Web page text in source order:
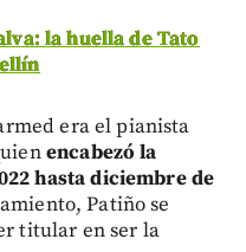
la huella de Tato
era el pianista
encabezó la
hasta diciembre de
Patiño se
titular en ser la